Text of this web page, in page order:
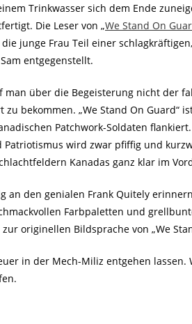
Trinkwasser sich dem Ende
Die Leser von „We Stand On
junge Frau Teil einer
entgegenstellt.
über die Begeisterung nicht der
bekommen. „We Stand On Guard“
Patchwork-Soldaten
wird zwar pfiffig und
Kanadas ganz klar im
den genialen Frank Quitely
Farbpaletten und
originellen Bildsprache von „We
in der Mech-Miliz entgehen lassen.